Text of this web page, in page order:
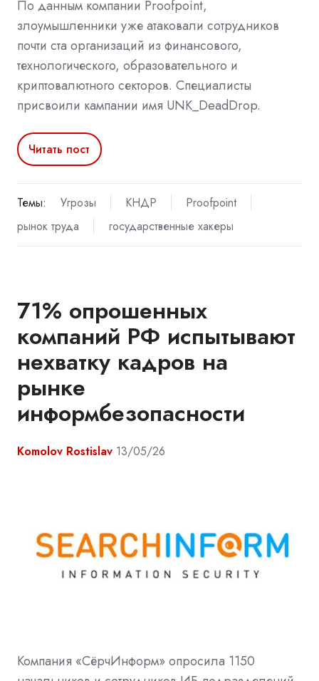
По данным компании Proofpoint,
злоумышленники уже атаковали сотрудников
почти ста организаций из финансового,
технологического, образовательного и
криптовалютного секторов. Специалисты
присвоили кампании имя UNK_DeadDrop.
Читать пост
Темы: Угрозы КНДР
Proofpoint
рынок труда
государственные хакеры
71% опрошенных
компаний РФ испытывают
нехватку кадров на
рынке
информбезопасности
Komolov Rostislav 13/05/26
Компания «СёрчИнформ» опросила 1150